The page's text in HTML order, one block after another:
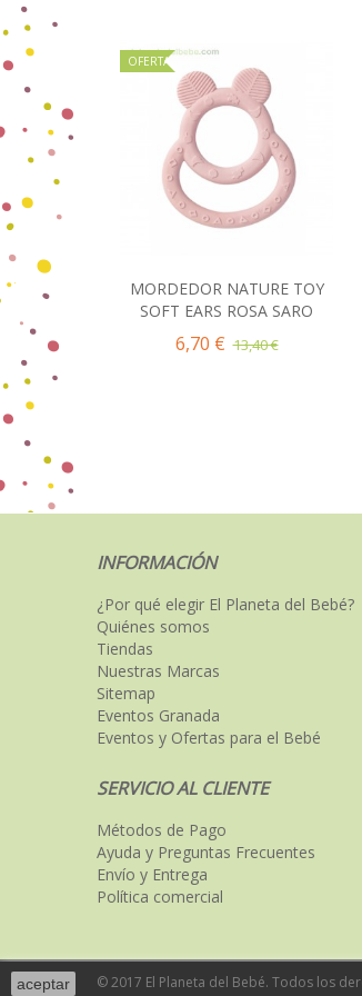
OFERTA
Añadir al carrito
MORDEDOR NATURE TOY
SOFT EARS ROSA SARO
6,70 € 13,40 €
INFORMACIÓN
¿Por qué elegir El Planeta del Bebé?
Quiénes somos
Tiendas
Nuestras Marcas
Sitemap
Eventos Granada
Eventos y Ofertas para el Bebé
SERVICIO AL CLIENTE
Métodos de Pago
Ayuda y Preguntas Frecuentes
Envío y Entrega
Política comercial
aceptar © 2017 El Planeta del Bebé. Todos los